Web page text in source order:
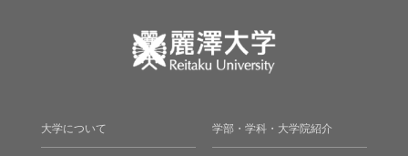
大学について 学部・学科・大学院紹介